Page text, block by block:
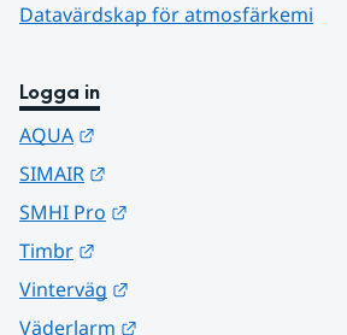
Datavärdskap för atmosfärkemi
Logga in
AQUA
SIMAIR
SMHI Pro
Timbr
Vinterväg
Väderlarm